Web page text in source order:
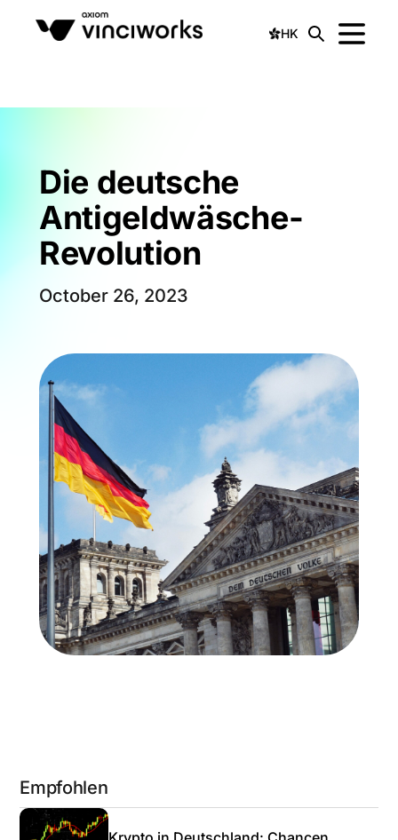
HK
Die deutsche
Antigeldwäsche-
Revolution
October 26, 2023
Empfohlen